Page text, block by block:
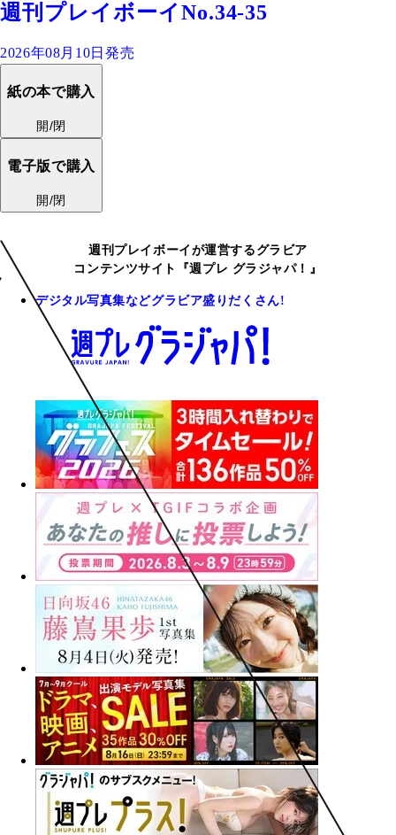
週刊プレイボーイNo.34-35
2026年08月10日発売
紙の本で購入
開/閉
電子版で購入
開/閉
週刊プレイボーイが運営するグラビア
コンテンツサイト『週プレ グラジャパ！』
デジタル写真集などグラビア盛りだくさん!